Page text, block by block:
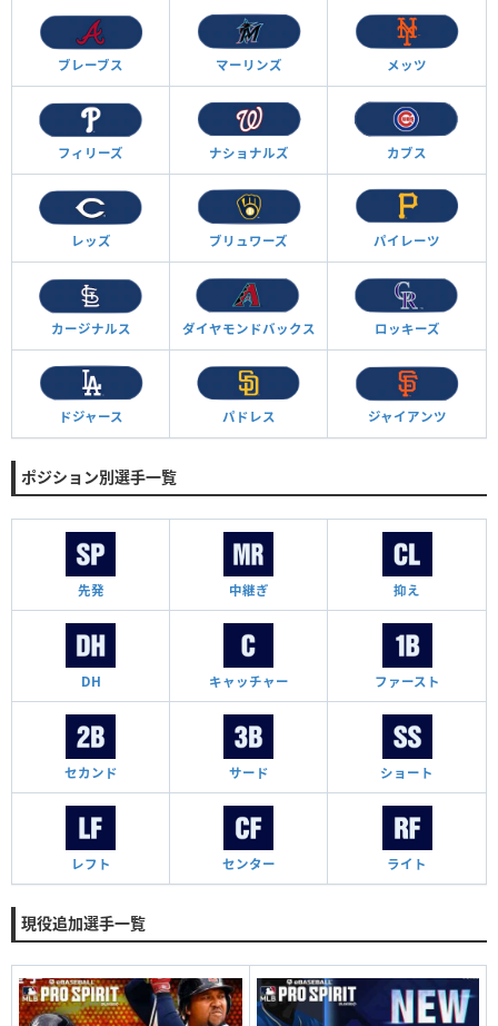
ブレーブス マーリンズ メッツ
フィリーズ ナショナルズ カブス
レッズ ブリュワーズ パイレーツ
カージナルス ダイヤモンドバックス ロッキーズ
ドジャース パドレス ジャイアンツ
ポジション別選手一覧
先発 中継ぎ 抑え
DH キャッチャー ファースト
セカンド サード ショート
レフト センター ライト
現役追加選手一覧